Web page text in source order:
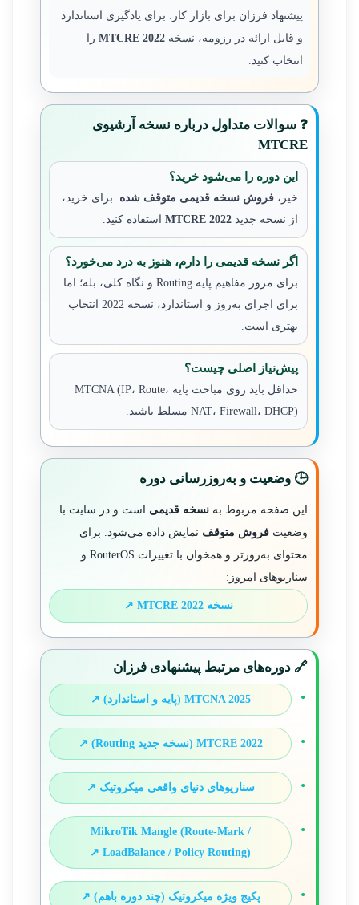
پیشنهاد فرزان برای بازار کار: برای یادگیری استاندارد
و قابل ارائه در رزومه، نسخه MTCRE 2022را
انتخاب کنید.
❓ سوالات متداول درباره نسخه آرشیوی
MTCRE
این دوره را می‌شود خرید؟
خیر، فروش نسخه قدیمی متوقف شده . برای خرید،
از نسخه جدید MTCRE 2022استفاده کنید.
اگر نسخه قدیمی را دارم، هنوز به درد می‌خورد؟
برای مرور مفاهیم پایه Routing و نگاه کلی، بله؛ اما
برای اجرای به‌روز و استاندارد، نسخه 2022 انتخاب
بهتری است.
پیش‌نیاز اصلی چیست؟
حداقل باید روی مباحث پایه MTCNA (IP، Route،
NAT، Firewall، DHCP) مسلط باشید.
🕒 وضعیت و به‌روزرسانی دوره
این صفحه مربوط به نسخه قدیمی است و در سایت با
وضعیت فروش متوقف نمایش داده می‌شود. برای
محتوای به‌روزتر و همخوان با تغییرات RouterOS و
سناریوهای امروز:
نسخه MTCRE 2022 ↗
🔗 دوره‌های مرتبط پیشنهادی فرزان
MTCNA 2025 (پایه و استاندارد) ↗
MTCRE 2022 (نسخه جدید Routing) ↗
سناریوهای دنیای واقعی میکروتیک ↗
MikroTik Mangle (Route-Mark /
LoadBalance / Policy Routing) ↗
پکیج ویژه میکروتیک (چند دوره باهم) ↗